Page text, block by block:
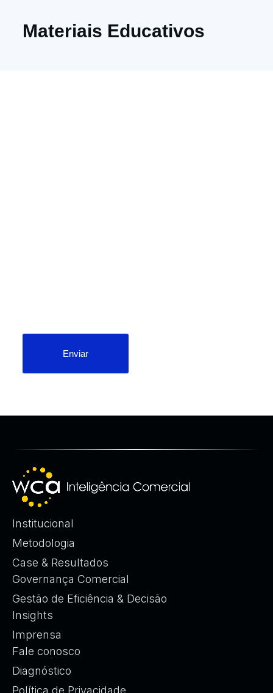
Materiais Educativos
Enviar
Institucional
Metodologia
Case & Resultados
Governança Comercial
Gestão de Eficiência & Decisão
Insights
Imprensa
Fale conosco
Diagnóstico
Política de Privacidade